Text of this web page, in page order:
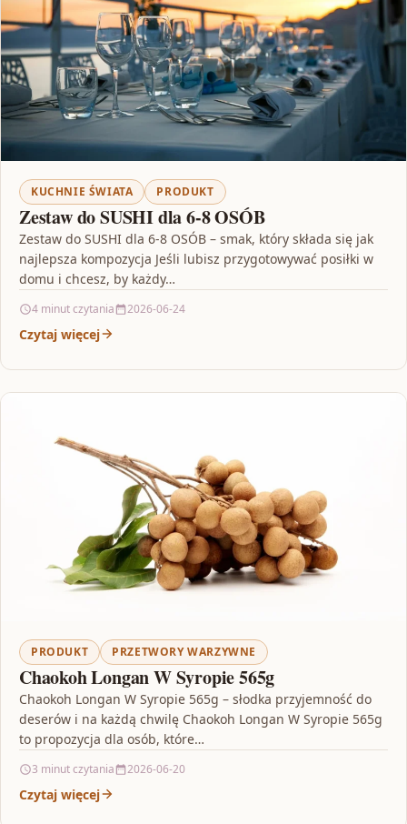
KUCHNIE ŚWIATA PRODUKT
Zestaw do SUSHI dla 6-8 OSÓB
Zestaw do SUSHI dla 6-8 OSÓB – smak, który składa się jak
najlepsza kompozycja Jeśli lubisz przygotowywać posiłki w
domu i chcesz, by każdy…
4 minut czytania 2026-06-24
Czytaj więcej
PRODUKT PRZETWORY WARZYWNE
Chaokoh Longan W Syropie 565g
Chaokoh Longan W Syropie 565g – słodka przyjemność do
deserów i na każdą chwilę Chaokoh Longan W Syropie 565g
to propozycja dla osób, które…
3 minut czytania 2026-06-20
Czytaj więcej